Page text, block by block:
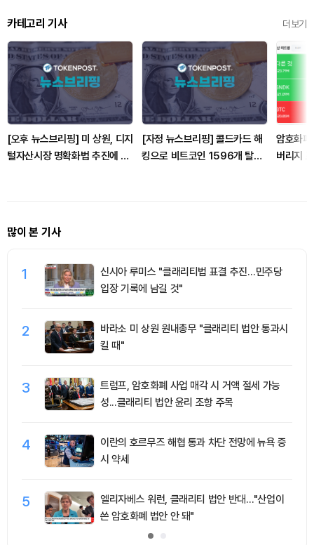
카테고리 기사 더보기
[오후 뉴스브리핑] 미 상원, 디지
털자산시장 명확화법 추진에 난
[자정 뉴스브리핑] 콜드카드 해
킹으로 비트코인 1596개 탈취,
암호화
버리지
많이 본 기사
1
신시아 루미스 "클래리티법 표결 추진…민주당
입장 기록에 남길 것"
2
바라소 미 상원 원내총무 "클래리티 법안 통과시
킬 때"
3
트럼프, 암호화폐 사업 매각 시 거액 절세 가능
성...클래리티 법안 윤리 조항 주목
4
이란의 호르무즈 해협 통과 차단 전망에 뉴욕 증
시 약세
5
엘리자베스 워런, 클래리티 법안 반대…"산업이
쓴 암호화폐 법안 안 돼"